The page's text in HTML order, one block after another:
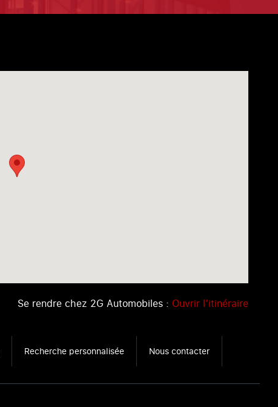
Se rendre chez 2G Automobiles : Ouvrir l’itinéraire
Recherche personnalisée Nous contacter